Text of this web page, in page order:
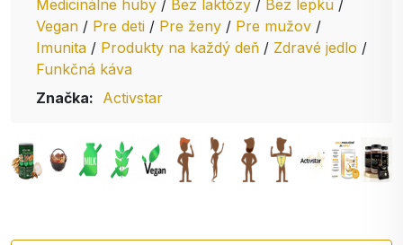
Medicinálne huby / Bez laktózy / Bez lepku /
Vegan / Pre deti / Pre ženy / Pre mužov /
Imunita / Produkty na každý deň / Zdravé jedlo /
Funkčná káva
Značka: Activstar